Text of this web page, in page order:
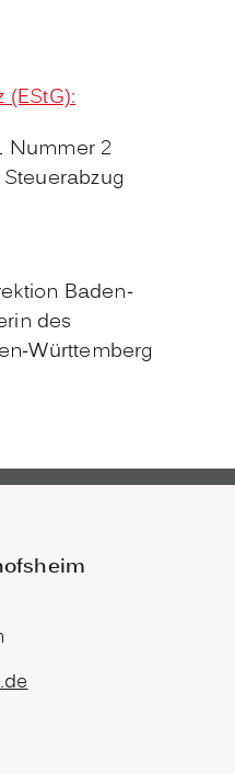
(EStG):
Nummer 2
Baden-
des
Württemberg